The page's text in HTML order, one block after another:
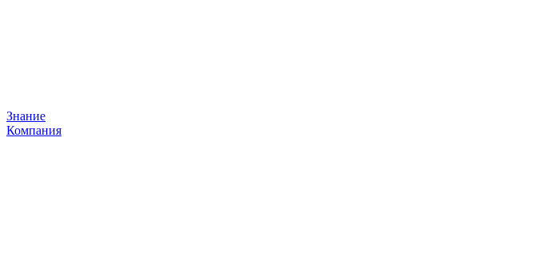
Знание
Компания